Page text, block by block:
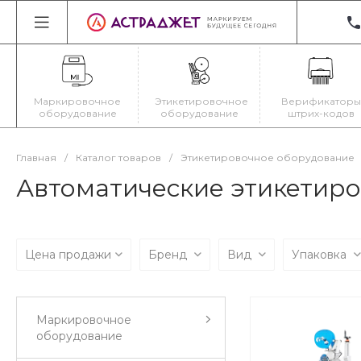
Маркировочное
оборудование
Этикетировочное
оборудование
Верификаторы
штрих-кодов
Главная / Каталог товаров / Этикетировочное оборудование
Автоматические
Цена продажи Бренд Вид Упаковка
Маркировочное
оборудование